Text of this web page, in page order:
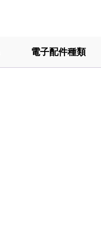
電子配件種類